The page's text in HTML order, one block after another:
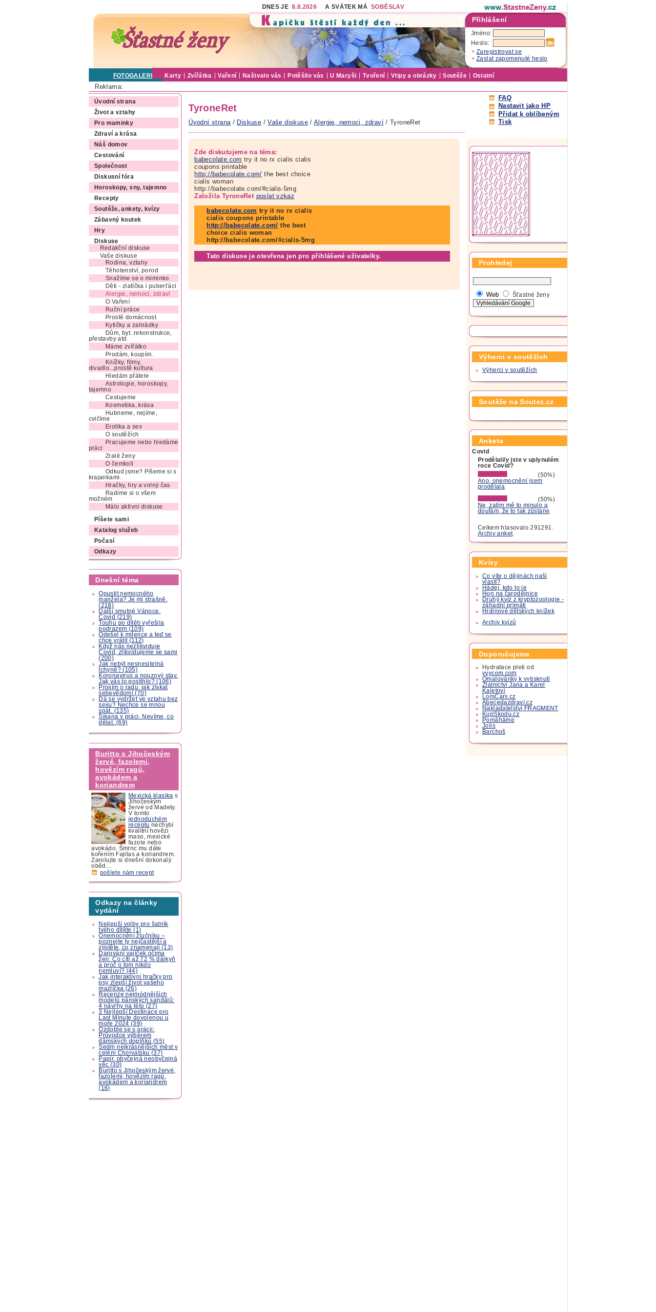
DNES JE 8.8.2026 A SVÁTEK MÁ SOBĚSLAV
Přihlášení
Jméno:
Heslo:
Zaregistrovat se
Zaslat zapomenuté heslo
FOTOGALERIE Karty Zvířátka Vaření Naštvalo vás Potěšilo vás U Maryši Tvoření Vtipy a obrázky Soutěže Ostatní
Reklama:
Úvodní strana
Život a vztahy
Pro maminky
Zdraví a krása
Náš domov
Cestování
Společnost
Diskusní fóra
Horoskopy, sny, tajemno
Recepty
Soutěže, ankety, kvízy
Zábavný koutek
Hry
Diskuse
Redakční diskuse
Vaše diskuse
Rodina, vztahy
Těhotenství, porod
Snažíme se o miminko
Děti - zlatíčka i puberťáci
Alergie, nemoci, zdraví
O Vaření
Ruční práce
Prostě domácnost
Kytičky a zahrádky
Dům, byt..rekonstrukce,
přestavby atd.
Máme zvířátko
Prodám, koupím..
Knížky, filmy,
divadlo...prostě kultura
Hledám přátele
Astrologie, horoskopy,
tajemno
Cestujeme
Kosmetika, krása
Hubneme, nejíme,
cvičíme
Erotika a sex
O soutěžích
Pracujeme nebo hledáme
práci
Zralé ženy
O čemkoli
Odkud jsme? Píšeme si s
krajankami.
Hračky, hry a volný čas
Radíme si o všem
možném
Málo aktivní diskuse
Píšete sami
Katalog služeb
Počasí
Odkazy
Dnešní téma
Opustit nemocného
manžela? Je mi strašně.
(218)
Další smutné Vánoce.
Covid (219)
Touhu po dítěti vyřešila
podrazem (109)
Odešel k milence a teď se
chce vrátit (112)
Když nás nezlikviduje
Covid, zlikvidujeme se sami
(200)
Jak nebýt nesnesitelná
tchyně? (105)
Koronavirus a nouzový stav.
Jak vás to postihlo? (106)
Prosím o radu, jak získat
sebevědomí (70)
Dá se vydržet ve vztahu bez
sexu? Nechce se mnou
spát. (135)
Šikana v práci. Nevíme, co
dělat. (69)
Buritto s Jihočeským
žervé, fazolemi,
hovězím ragú,
avokádem a
koriandrem
Mexická klasika s
Jihočeským
žervé od Madety.
V tomto
jednoduchém
receptu nechybí
kvalitní hovězí
maso, mexické
fazole nebo
avokádo. Šmrnc mu dáte
kořením Fajitas a koriandrem.
Zarolujte si dnešní dokonalý
oběd...
pošlete nám recept
Odkazy na články
vydání
Nejlepší volby pro šatník
tvého dítěte (1)
Onemocnění žlučníku –
poznejte ty nejčastější a
zjistěte, co znamenají (13)
Darování vajíček očima
žen: Co cítí až 72 % dárkyň
a proč o tom nikdo
nemluví? (44)
Jak interaktivní hračky pro
psy zlepší život vašeho
mazlíčka (26)
Recenze nejmódnějších
modelů pánských sandálů:
4 návrhy na léto (27)
3 Nejlepší Destinace pro
Last Minute dovolenou u
moře 2024 (39)
Ozdobte se s grácii:
Průvodce výběrem
dámských doplňků (55)
Sedm nejkrásnějších měst v
celém Chorvatsku (37)
Papír, obyčejná neobyčejná
věc (30)
Buritto s Jihočeským žervé,
fazolemi, hovězím ragú,
avokádem a koriandrem
(16)
TyroneRet
Úvodní strana / Diskuse /Vaše diskuse/Alergie, nemoci, zdraví/ TyroneRet
FAQ
Nastavit jako HP
Přidat k oblíbeným
Tisk
Zde diskutujeme na téma:
babecolate.com try it no rx cialis cialis
coupons printable
http://babecolate.com/ the best choice
cialis woman
http://babecolate.com/#cialis-5mg
Založila TyroneRet poslat vzkaz
babecolate.com try it no rx cialis
cialis coupons printable
http://babecolate.com/ the best
choice cialis woman
http://babecolate.com/#cialis-5mg
Tato diskuse je otevřena jen pro přihlášené uživatelky.
Prohledej
Web Šťastné ženy
Výherci v soutěžích
Výherci v soutěžích
Soutěže na Soutez.cz
Anketa
Covid
Prodělali/y jste v uplynulém
roce Covid?
(50%)
Ano, onemocnění jsem
prodělala
(50%)
Ne, zatím mě to minulo a
doufám, že to tak zůstane
Celkem hlasovalo 291291.
Archiv anket.
Kvízy
Co víte o dějinách naší
vlasti?
Hádej, kdo to je
Hon na čarodějnice
Druhý kvíz z kryptozoologie -
záhadní primáti
Hrdinové dětských knížek
Archiv kvízů
Doporučujeme
Hydratace pleti od
yvycom.com
Omalovánky k vytisknutí
Zlatnictví Jana a Karel
Kaletovi
LomCars.cz
Abecedazdraví.cz
Nakladatelství FRAGMENT
KupSkodu.cz
Pomáháme
Jolis
Barchoš